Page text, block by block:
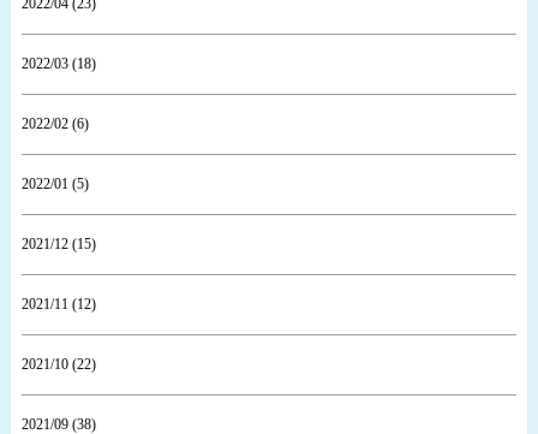
2022/03 (18)
2022/02 (6)
2022/01 (5)
2021/12 (15)
2021/11 (12)
2021/10 (22)
2021/09 (38)